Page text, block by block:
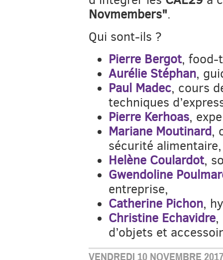
Novmembers".
Qui sont-ils ?
Pierre Bergot, food-
Aurélie Stéphan,
Paul Madec, cours
techniques
Pierre Kerhoas,
Mariane Moutinard,
sécurité alimentaire,
Helène Coulardot,
Gwendoline
entreprise,
Catherine Pichon,
Christine Echavidre,
d’objets et
VENDREDI 10 NOVEMBRE